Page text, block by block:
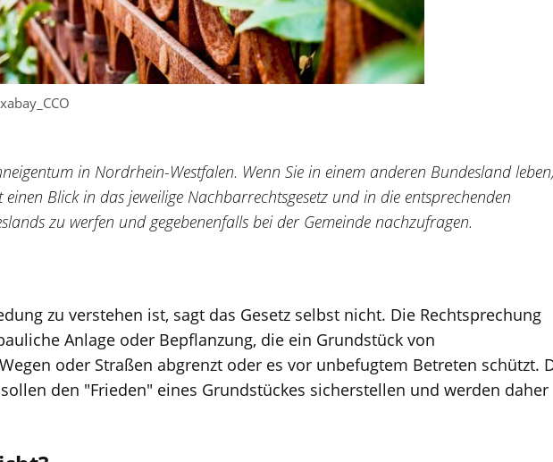
in Nordrhein-Westfalen. Wenn Sie in einem anderen Bundesland leben,
einen Blick in das jeweilige Nachbarrechtsgesetz und in die entsprechenden
zu werfen und gegebenenfalls bei der Gemeinde nachzufragen.
zu verstehen ist, sagt das Gesetz selbst nicht. Die Rechtsprechung
Anlage oder Bepflanzung, die ein Grundstück von
oder Straßen abgrenzt oder es vor unbefugtem Betreten schützt.
den "Frieden" eines Grundstückes sicherstellen und werden daher